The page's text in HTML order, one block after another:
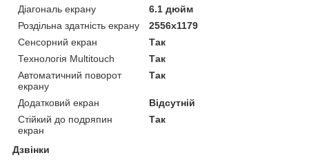
Діагональ екрану
6.1 дюйм
Роздільна здатність екрану
2556x1179
Сенсорний екран
Так
Технологія Multitouch
Так
Автоматичний поворот
екрану
Так
Додатковий екран
Відсутній
Стійкий до подряпин
екран
Так
Дзвінки